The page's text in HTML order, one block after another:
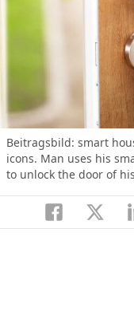
Beitragsbild: smart
icons. Man uses his
to unlock the door of